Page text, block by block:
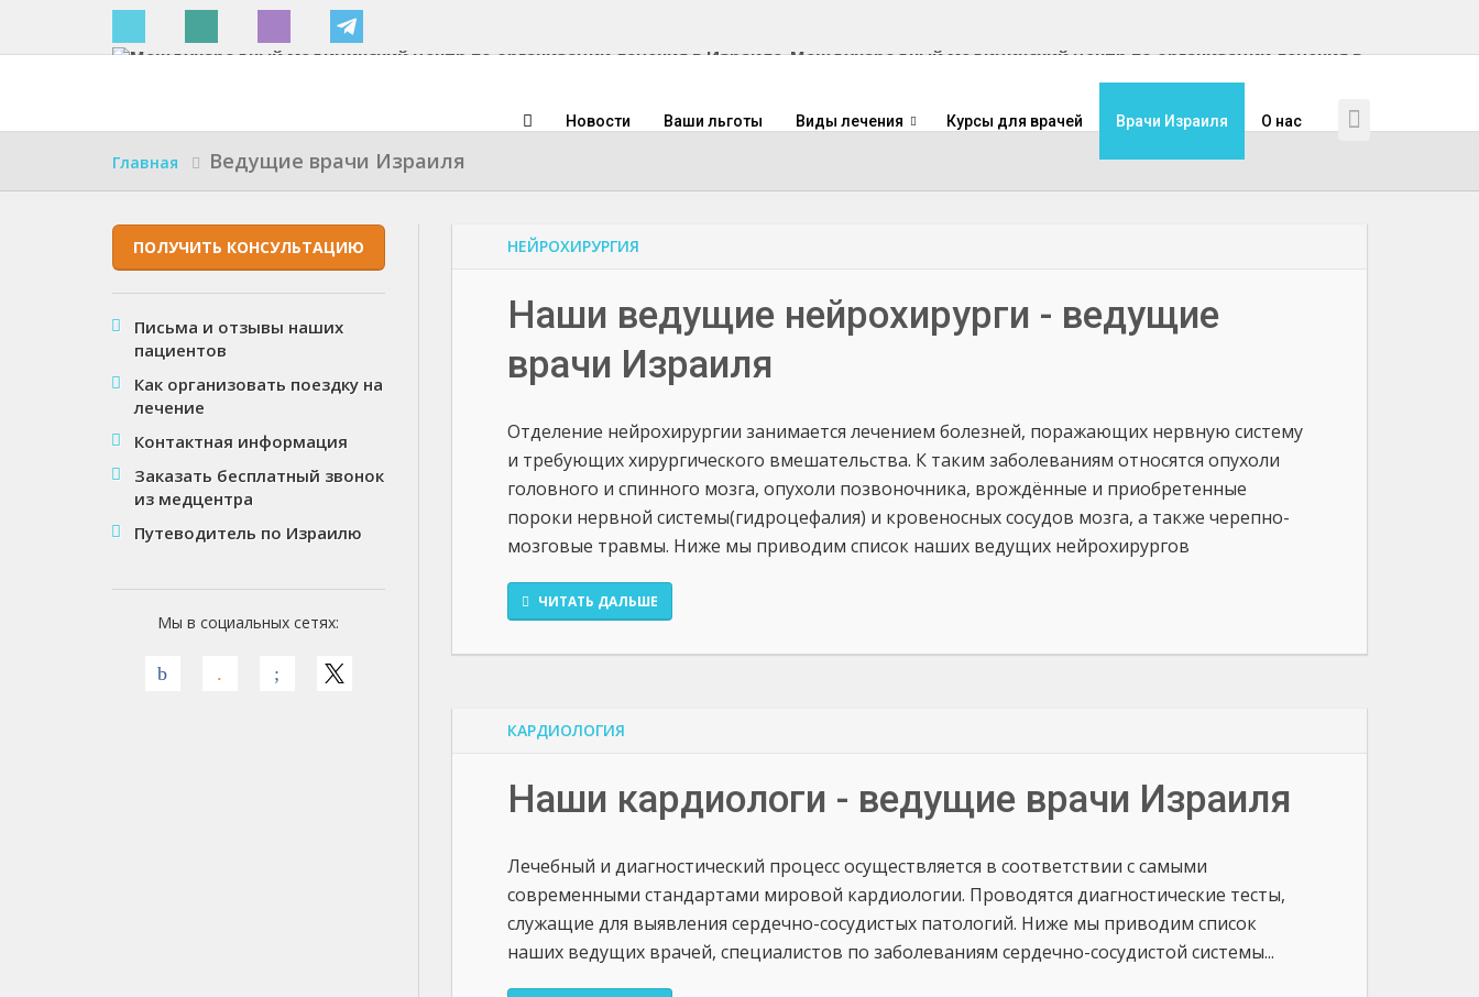
Международный медицинский центр по организации лечения в
Новости Ваши льготы Виды лечения Курсы для врачей Врачи Израиля О нас
Главная Ведущие врачи Израиля
ПОЛУЧИТЬ КОНСУЛЬТАЦИЮ
Письма и отзывы наших
пациентов
Как организовать поездку на
лечение
Контактная информация
Заказать бесплатный звонок
из медцентра
Путеводитель по Израилю
Мы в социальных сетях:
НЕЙРОХИРУРГИЯ
Наши ведущие нейрохирурги - ведущие
врачи Израиля
Отделение нейрохирургии занимается лечением болезней, поражающих нервную систему
и требующих хирургического вмешательства. К таким заболеваниям относятся опухоли
головного и спинного мозга, опухоли позвоночника, врождённые и приобретенные
пороки нервной системы(гидроцефалия) и кровеносных сосудов мозга, а также черепно-
мозговые травмы. Ниже мы приводим список наших ведущих нейрохирургов
ЧИТАТЬ ДАЛЬШЕ
КАРДИОЛОГИЯ
Наши кардиологи - ведущие врачи Израиля
Лечебный и диагностический процесс осуществляется в соответствии с самыми
современными стандартами мировой кардиологии. Проводятся диагностические тесты,
служащие для выявления сердечно-сосудистых патологий. Ниже мы приводим список
наших ведущих врачей, специалистов по заболеваниям сердечно-сосудистой системы...